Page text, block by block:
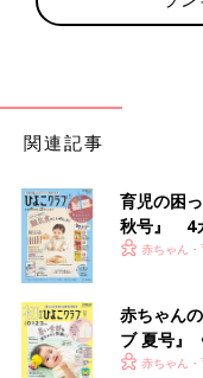
関連記事
育児の困
秋号』 4
いっぱい！
赤ちゃん
赤ちゃん
ブ 夏号』
く！ おっ
赤ちゃん